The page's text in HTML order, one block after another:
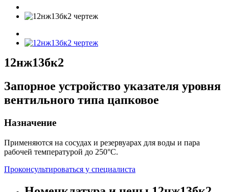
12нж13бк2
Запорное устройство указателя уровня
вентильного типа цапковое
Назначение
Применяются на сосудах и резервуарах для воды и пара
рабочей температурой до 250°С.
Проконсультироваться у специалиста